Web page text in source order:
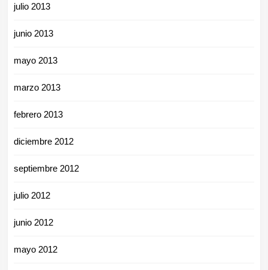
julio 2013
junio 2013
mayo 2013
marzo 2013
febrero 2013
diciembre 2012
septiembre 2012
julio 2012
junio 2012
mayo 2012